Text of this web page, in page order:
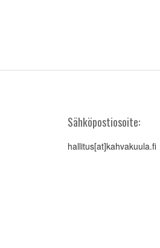
Sähköpostiosoite:
hallitus[at]kahvakuula.fi